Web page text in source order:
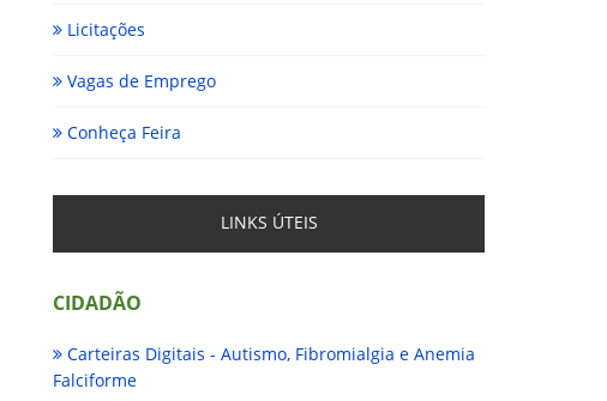
Licitações
Vagas de Emprego
Conheça Feira
LINKS ÚTEIS
CIDADÃO
Carteiras Digitais - Autismo, Fibromialgia e Anemia
Falciforme